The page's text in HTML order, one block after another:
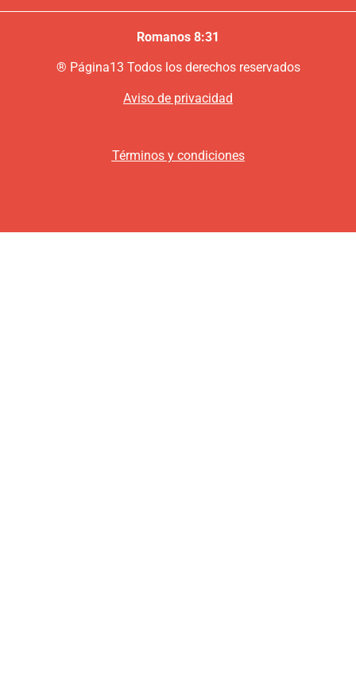
Romanos 8:31
® Página13 Todos los derechos reservados
Aviso de privacidad
Términos y condiciones